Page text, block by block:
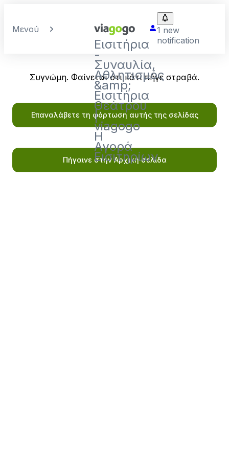
Μενού
Εισιτήρια
-
Συναυλία,
Αθλητισμός
&amp;
Εισιτήρια
Θεάτρου
|
viagogo
Η
Αγορά
Εισιτηρίων
1 new
notification
Συγνώμη. Φαίνεται ότι κάτι πήγε στραβά.
Επαναλάβετε τη φόρτωση αυτής της σελίδας
Πήγαινε στην Αρχική σελίδα